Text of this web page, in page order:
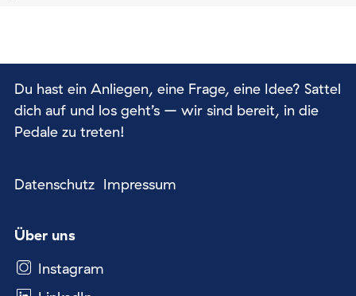
Du hast ein Anliegen, eine Frage, eine Idee? Sattel
dich auf und los geht’s – wir sind bereit, in die
Pedale zu treten!
Datenschutz Impressum
Über uns
Instagram